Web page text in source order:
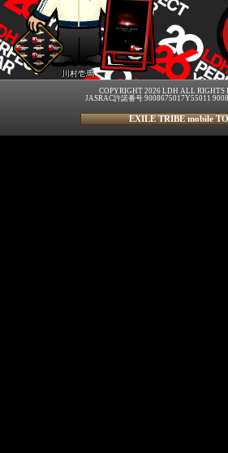
川村壱馬
COPYRIGHT 2026 LDH ALL RIGHTS
JASRAC許諾番号 9008675017Y55011
EXILE TRIBE mobile